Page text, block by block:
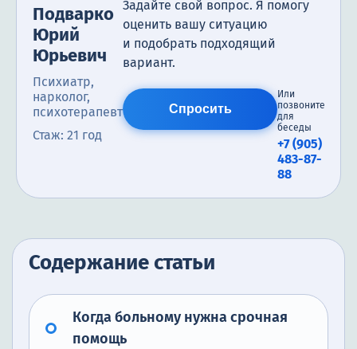
Подварко
Юрий
Юрьевич
Психиатр,
нарколог,
психотерапевт
Стаж: 21 год
Задайте свой вопрос. Я помогу
оценить вашу ситуацию
и подобрать подходящий
вариант.
Спросить
Или
позвоните
для
беседы
+7 (905)
483-87-
88
Содержание статьи
Когда больному нужна срочная
помощь